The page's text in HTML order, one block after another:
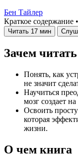
Бен Тайлер
Краткое содержание
Читать 17 мин
Зачем читать
Понять, как
не значит
Научиться
мозг создает
Освоить
которая
жизни.
О чем книга